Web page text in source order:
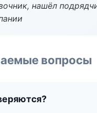
нашёл
вопросы